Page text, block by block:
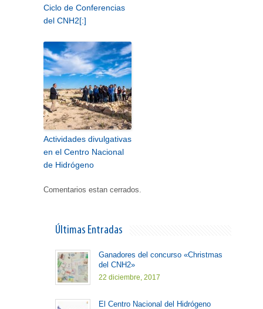
Ciclo de Conferencias
del CNH2[:]
Actividades divulgativas
en el Centro Nacional
de Hidrógeno
Comentarios estan cerrados.
Últimas Entradas
Ganadores del concurso «Christmas
del CNH2»
22 diciembre, 2017
El Centro Nacional del Hidrógeno